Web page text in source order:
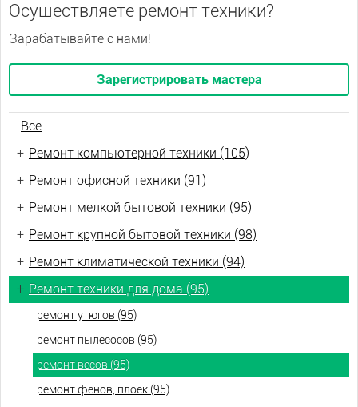
Осуществляете ремонт техники?
Зарабатывайте с нами!
Зарегистрировать мастера
Все
+ Ремонт компьютерной техники (105)
+ Ремонт офисной техники (91)
+ Ремонт мелкой бытовой техники (95)
+ Ремонт крупной бытовой техники (98)
+ Ремонт климатической техники (94)
+ Ремонт техники для дома (95)
ремонт утюгов (95)
ремонт пылесосов (95)
ремонт весов (95)
ремонт фенов, плоек (95)